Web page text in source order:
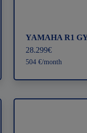
YAMAHA R1
28.299€
504 €/month